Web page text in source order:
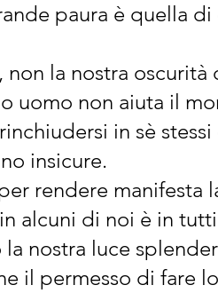
paura è quella
non la nostra oscurità
uomo non aiuta il
in sè
insicure.
rendere manifesta
alcuni di noi è in
la nostra luce
il permesso di fare